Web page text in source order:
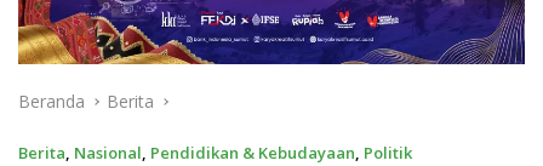
Beranda Berita
Berita, Nasional, Pendidikan & Kebudayaan, Politik